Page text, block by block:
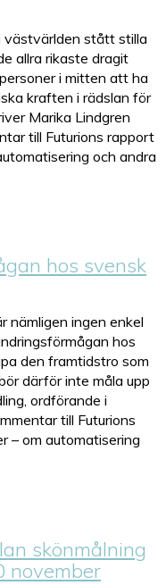
stått stilla
allra rikaste dragit
i mitten att ha
kraften i rädslan för
Marika Lindgren
till Futurions rapport
och andra
hos svensk
nämligen ingen enkel
hos
den framtidstro som
därför inte måla upp
ordförande i
till Futurions
– om automatisering
skönmålning
november